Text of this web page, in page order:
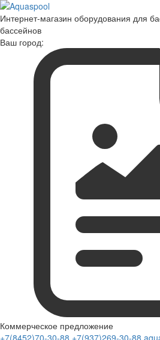
Интернет-магазин оборудования для
бассейнов
Ваш город:
Коммерческое предложение
+7(8452)70-30-88 +7(937)269-30-88